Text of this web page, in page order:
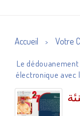
Accueil > Votre
Le
électronique avec